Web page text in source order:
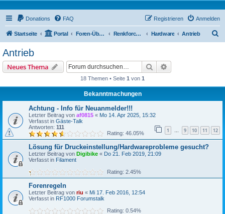
Donations FAQ Anmelden
Registrieren
Startseite Portal Foren-Übersicht Renkforce RF2000 Forum Hardware Antrieb
Antrieb
Neues Thema Suche
18 Themen • Seite 1 von 1
Bekanntmachungen
Achtung - Info für Neuanmelder!!!
Letzter Beitrag von af0815 « Mo 14. Apr 2025, 15:32
Verfasst in Gäste-Talk
Antworten: 111 1 … 9 10 11 12
Rating: 46.05%
Lösung für Druckeinstellung/Hardwareprobleme gesucht?
Letzter Beitrag von Digibike « Do 21. Feb 2019, 21:09
Verfasst in Filament
Rating: 2.45%
Forenregeln
Letzter Beitrag von riu « Mi 17. Feb 2016, 12:54
Verfasst in RF1000 Forumstalk
Rating: 0.54%